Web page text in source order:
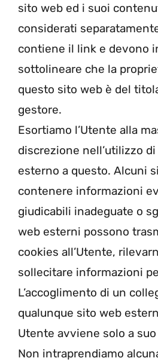
sito web ed i suoi
considerati
contiene il link e devono
sottolineare che la
questo sito web è del
gestore.
Esortiamo l’Utente alla
discrezione nell’utilizzo
esterno a questo. Alcuni
contenere informazioni
giudicabili inadeguate o
web esterni possono
cookies all’Utente,
sollecitare informazioni
L’accoglimento di un
qualunque sito web
Utente avviene solo a
Non intraprendiamo